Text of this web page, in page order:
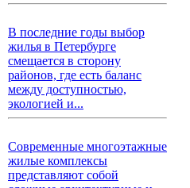
В последние годы выбор
жилья в Петербурге
смещается в сторону
районов, где есть баланс
между доступностью,
экологией и...
Современные многоэтажные
жилые комплексы
представляют собой